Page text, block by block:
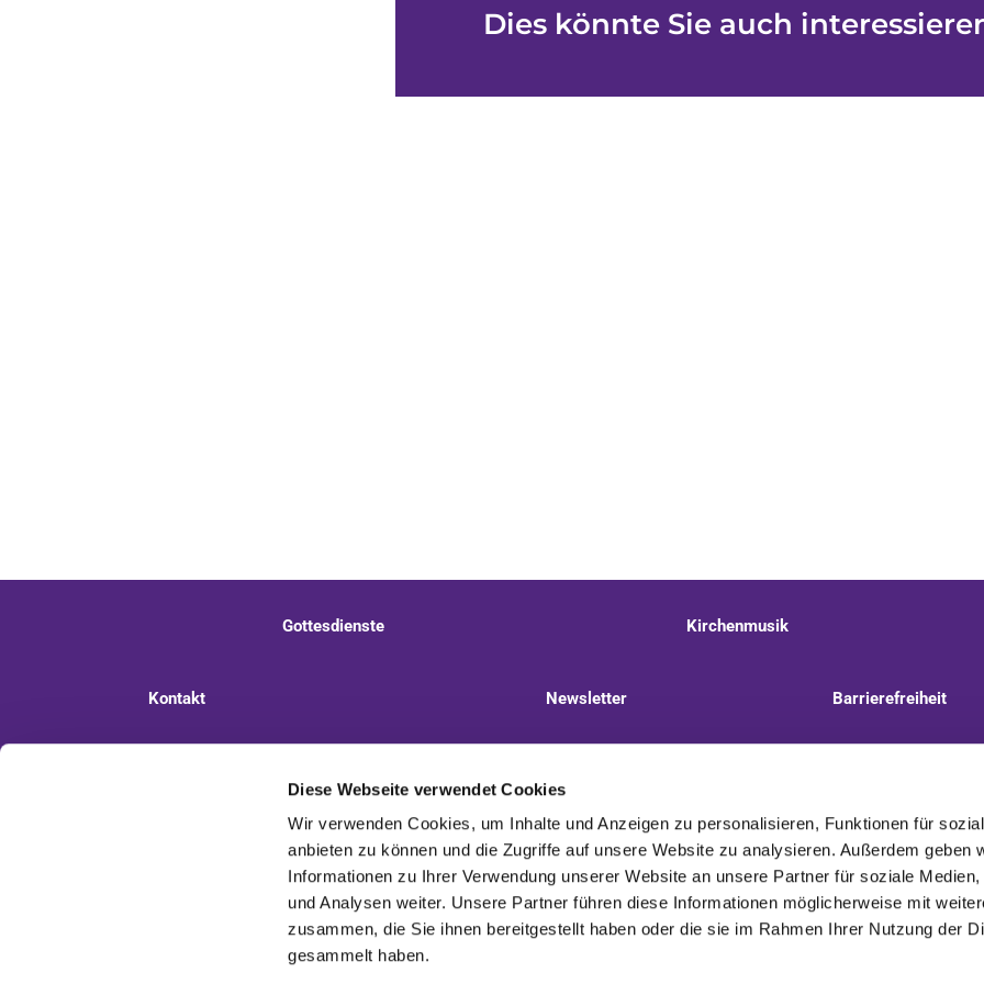
Diese Webseite verwendet Cookies
Wir verwenden Cookies, um Inhalte und Anzeigen zu personalisieren, Funktionen für
anbieten zu können und die Zugriffe auf unsere Website zu analysieren. Außerdem geben
Informationen zu Ihrer Verwendung unserer Website an unsere Partner für soziale Medien,
und Analysen weiter. Unsere Partner führen diese Informationen möglicherweise mit
zusammen, die Sie ihnen bereitgestellt haben oder die sie im Rahmen Ihrer Nutzung der
gesammelt haben.
Dies könnte Sie auch
Gottesdienste Kirchenmusik
Kontakt Newsletter Barrierefreiheit
Ev. Kirchengemeinde Staaken Pillnitzer Weg 8, 13593 Berlin
Kontaktinformationen Impressum